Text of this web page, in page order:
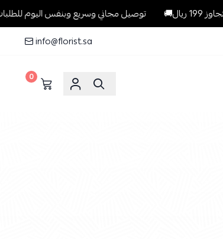
توصيل مجاني وسريع وبنفس اليوم للطلبات داخل
info@florist.sa
0